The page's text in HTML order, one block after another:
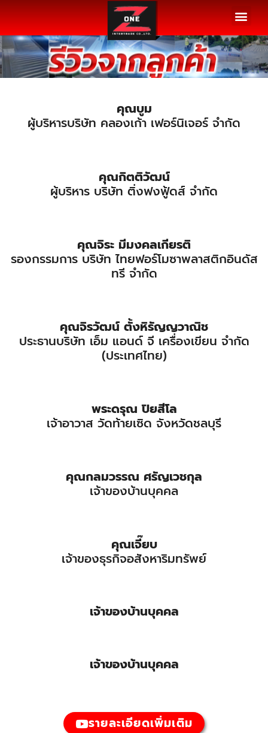
คุณบูม
ผู้บริหารบริษัท คลองเก้า เฟอร์นิเจอร์ จำกัด
คุณกิตติวัฒน์
ผู้บริหาร บริษัท ติ่งฟงฟู้ดส์ จำกัด
คุณจิระ มีมงคลเกียรติ
รองกรรมการ บริษัท ไทยฟอร์โมซาพลาสติกอินดัส
ทรี จำกัด
คุณจิรวัฒน์ ตั้งหิรัญญวาณิช
ประธานบริษัท เอ็ม แอนด์ จี เครื่องเขียน จำกัด
(ประเทศไทย)
พระดรุณ ปิยสีโล
เจ้าอาวาส วัดท้ายเซิด จังหวัดชลบุรี
คุณกลมวรรณ ศรัญเวชกุล
เจ้าของบ้านบุคคล
คุณเจี๊ยบ
เจ้าของธุรกิจอสังหาริมทรัพย์
เจ้าของบ้านบุคคล
เจ้าของบ้านบุคคล
รายละเอียดเพิ่มเติม